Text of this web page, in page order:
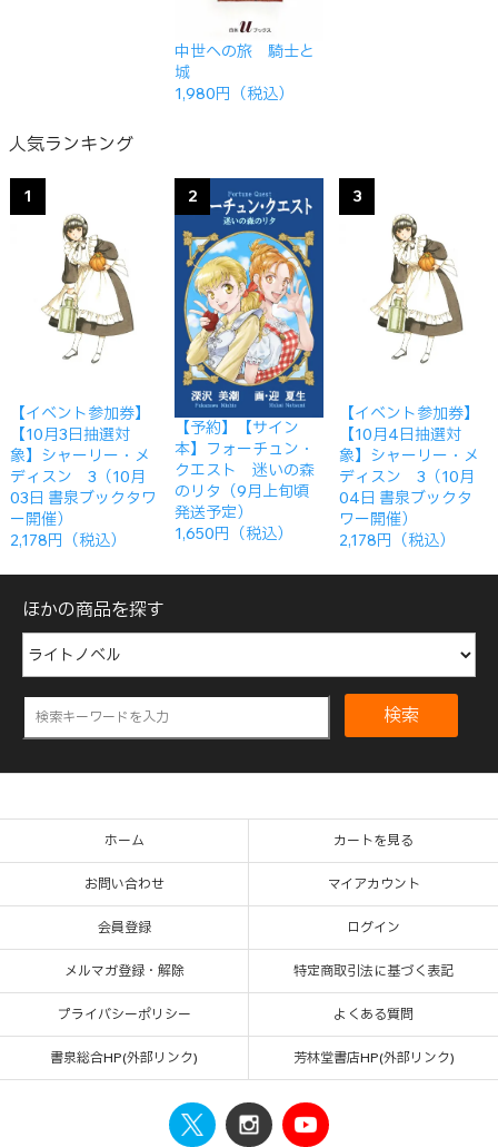
中世への旅 騎士と
城
1,980円（税込）
人気ランキング
1
【イベント参加券】
【10月3日抽選対
象】シャーリー・メ
ディスン 3（10月
03日 書泉ブックタワ
ー開催）
2,178円（税込）
2
【予約】【サイン
本】フォーチュン・
クエスト 迷いの森
のリタ（9月上旬頃
発送予定）
1,650円（税込）
3
【イベント参加券】
【10月4日抽選対
象】シャーリー・メ
ディスン 3（10月
04日 書泉ブックタ
ワー開催）
2,178円（税込）
ほかの商品を探す
検索
ホーム カートを見る
お問い合わせ マイアカウント
会員登録 ログイン
メルマガ登録・解除 特定商取引法に基づく表記
プライバシーポリシー よくある質問
書泉総合HP(外部リンク) 芳林堂書店HP(外部リンク)